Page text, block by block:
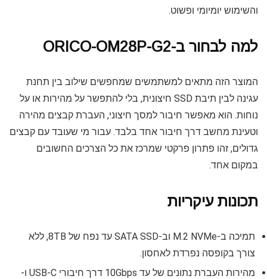
והשימוש יומיומי ופשוט.
למה לבחור ב-ORICO-OM28P-G2
המוצר הזה מתאים למשתמשים שמחפשים שילוב בין תחנת
עגינה לבין תיבת SSD חיצונית, בלי להתפשר על מהירות או על
נוחות. הוא מאפשר חיבור למסך חיצוני, העברת קבצים מהירה
וטעינת מחשב דרך חיבור אחד בלבד. עבור מי שעובד עם קבצים
גדולים, זהו פתרון פרקטי שמרכז את כל הצרכים החשובים
במקום אחד.
תכונות עיקריות
תמיכה ב-M.2 NVMe וב-SATA SSD עד נפח של 8TB, ללא
צורך בקופסה נפרדת לאחסון.
מהירות העברת נתונים של עד 10Gbps דרך חיבורי USB-C ו-